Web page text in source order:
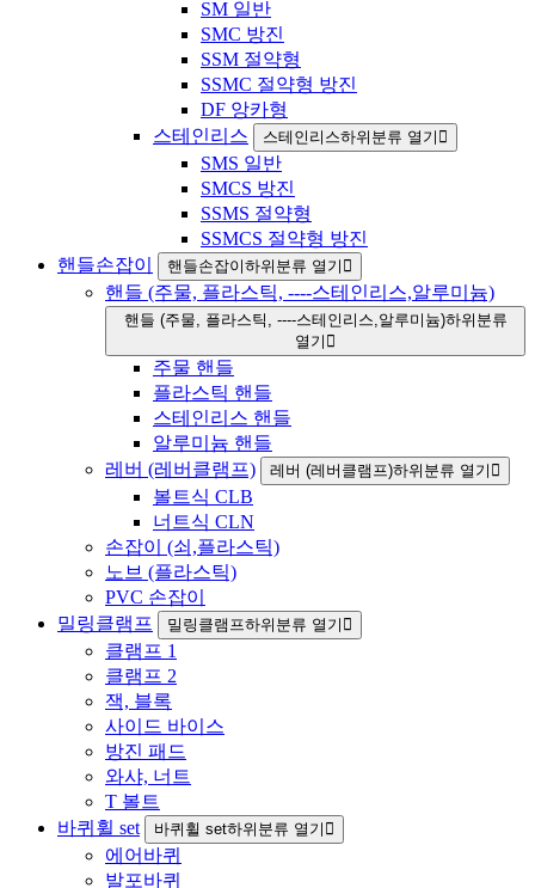
SM 일반
SMC 방진
SSM 절약형
SSMC 절약형 방진
DF 앙카형
스테인리스
스테인리스하위분류 열기
SMS 일반
SMCS 방진
SSMS 절약형
SSMCS 절약형 방진
핸들손잡이
핸들손잡이하위분류 열기
핸들 (주물, 플라스틱, ----스테인리스,알루미늄)
핸들 (주물, 플라스틱, ----스테인리스,알루미늄)하위분류
열기
주물 핸들
플라스틱 핸들
스테인리스 핸들
알루미늄 핸들
레버 (레버클램프)
레버 (레버클램프)하위분류 열기
볼트식 CLB
너트식 CLN
손잡이 (쇠,플라스틱)
노브 (플라스틱)
PVC 손잡이
밀링클램프
밀링클램프하위분류 열기
클램프 1
클램프 2
잭, 블록
사이드 바이스
방진 패드
와샤, 너트
T 볼트
바퀴휠 set
바퀴휠 set하위분류 열기
에어바퀴
발포바퀴